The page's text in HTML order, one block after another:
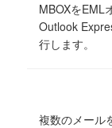
MBOXをEML
Outlook
行します。
複数のメール